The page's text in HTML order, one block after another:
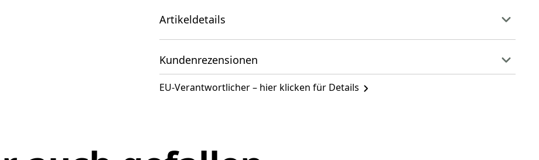
Artikeldetails
Kundenrezensionen
EU-Verantwortlicher – hier klicken für Details